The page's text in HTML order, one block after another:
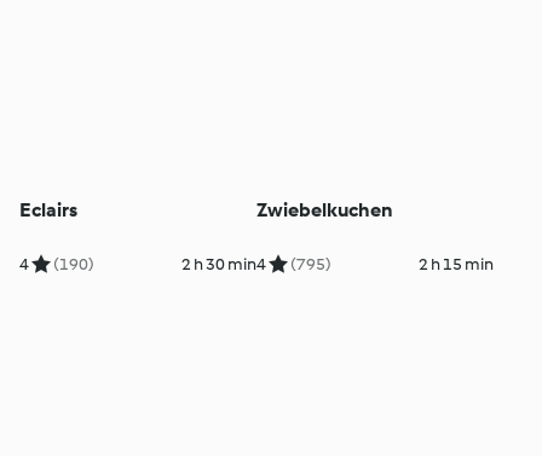
Eclairs
4 (190) 2 h 30 min
Zwiebelkuchen
4 (795) 2 h 15 min